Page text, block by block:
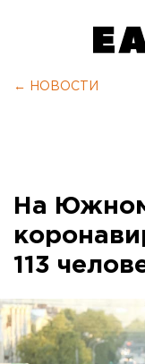
← НОВОСТИ
На
113